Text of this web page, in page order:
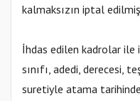
kalmaksızın iptal
İhdas edilen kadrolar ile
sınıfı, adedi, derecesi,
suretiyle atama